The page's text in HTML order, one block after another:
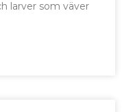
larver som väver